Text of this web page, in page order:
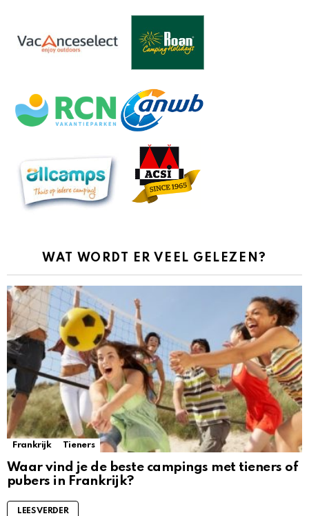
WAT WORDT ER VEEL GELEZEN?
Frankrijk Tieners
Waar vind je de beste campings met tieners of
pubers in Frankrijk?
LEES VERDER